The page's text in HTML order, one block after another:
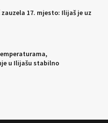
17. mjesto: Ilijaš je uz
u Ilijašu stabilno